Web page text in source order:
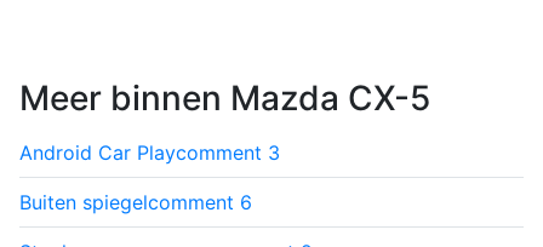
Meer binnen Mazda CX-5
Android Car Playcomment 3
Buiten spiegelcomment 6